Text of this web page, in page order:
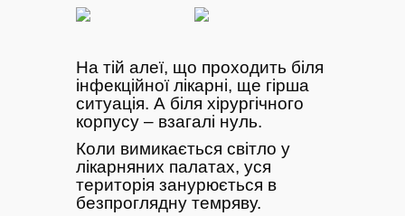
На тій алеї, що проходить біля
інфекційної лікарні, ще гірша
ситуація. А біля хірургічного
корпусу – взагалі нуль.
Коли вимикається світло у
лікарняних палатах, уся
територія занурюється в
безпроглядну темряву.